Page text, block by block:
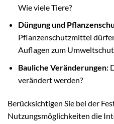
Wie viele Tiere?
Düngung und
Pflanzenschutzmittel
Auflagen zum
Bauliche Veränderungen:
verändert werden?
Berücksichtigen Sie bei der
Nutzungsmöglichkeiten die